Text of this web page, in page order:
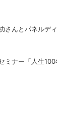
さんとパネルデ
ミナー「人生